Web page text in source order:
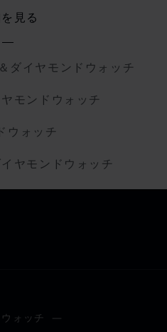
見る
ダイヤモンドウォッチ
モンドウォッチ
ウォッチ
ヤモンドウォッチ
ォッチ